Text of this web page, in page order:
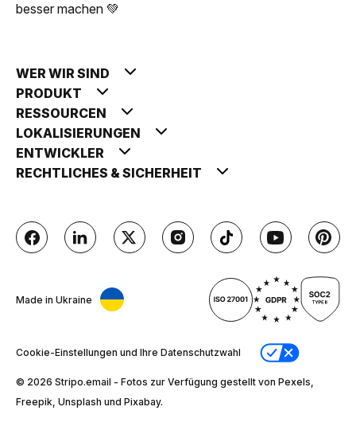
besser machen 💚
WER WIR SIND
PRODUKT
RESSOURCEN
LOKALISIERUNGEN
ENTWICKLER
RECHTLICHES & SICHERHEIT
Made in Ukraine
Cookie-Einstellungen und Ihre Datenschutzwahl
© 2026 Stripо.email - Fotos zur Verfügung gestellt von Pexels,
Freepik, Unsplash und Pixabay.